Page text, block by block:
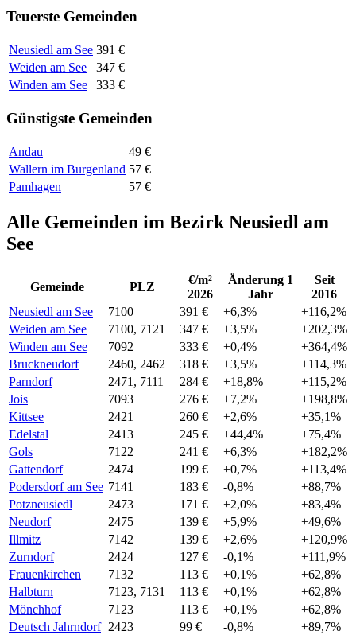
Teuerste Gemeinden
Neusiedl am See 391 €
Weiden am See
347 €
Winden am See
333 €
Günstigste Gemeinden
Andau
49 €
Wallern im Burgenland 57 €
Pamhagen
57 €
Alle Gemeinden im Bezirk Neusiedl am
See
Gemeinde PLZ
€/m²
2026
Änderung 1
Jahr
Seit
2016
Neusiedl am See
7100 391 € +6,3%
+116,2%
Weiden am See
7100, 7121 347 € +3,5%
+202,3%
Winden am See
7092 333 € +0,4%
+364,4%
Bruckneudorf
2460, 2462 318 € +3,5%
+114,3%
Parndorf
2471, 7111 284 € +18,8%
+115,2%
Jois
7093 276 € +7,2%
+198,8%
Kittsee
2421 260 € +2,6%
+35,1%
Edelstal
2413 245 € +44,4%
+75,4%
Gols
7122 241 € +6,3%
+182,2%
Gattendorf
2474 199 € +0,7%
+113,4%
Podersdorf am See 7141 183 € -0,8%
+88,7%
Potzneusiedl
2473 171 € +2,0%
+83,4%
Neudorf
2475 139 € +5,9%
+49,6%
Illmitz
7142 139 € +2,6%
+120,9%
Zurndorf
2424 127 € -0,1%
+111,9%
Frauenkirchen
7132 113 € +0,1%
+62,8%
Halbturn
7123, 7131 113 € +0,1%
+62,8%
Mönchhof
7123 113 € +0,1%
+62,8%
Deutsch Jahrndorf 2423 99 € -0,8%
+89,7%